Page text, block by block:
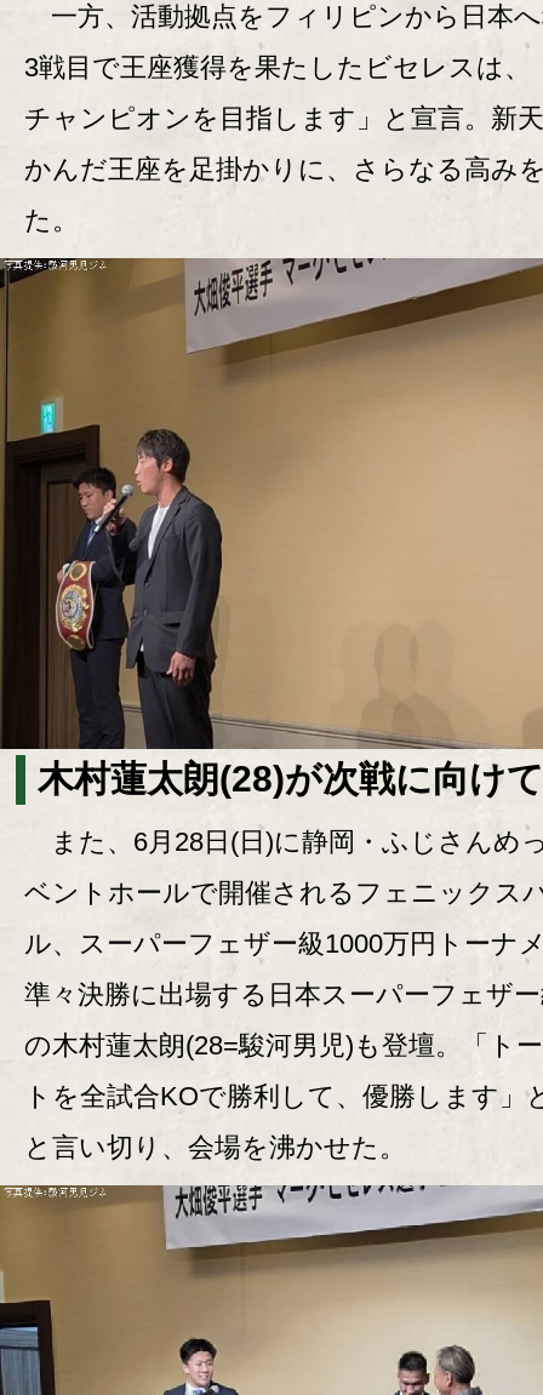
一方、活動拠点をフィリピンから日本
3戦目で王座獲得を果たしたビセレスは、
チャンピオンを目指します」と宣言。新
かんだ王座を足掛かりに、さらなる高み
た。
木村蓮太朗(28)が次戦に向け
また、6月28日(日)に静岡・ふじさんめ
ベントホールで開催されるフェニックス
ル、スーパーフェザー級1000万円トーナ
準々決勝に出場する日本スーパーフェザ
の木村蓮太朗(28=駿河男児)も登壇。「ト
トを全試合KOで勝利して、優勝します」
と言い切り、会場を沸かせた。